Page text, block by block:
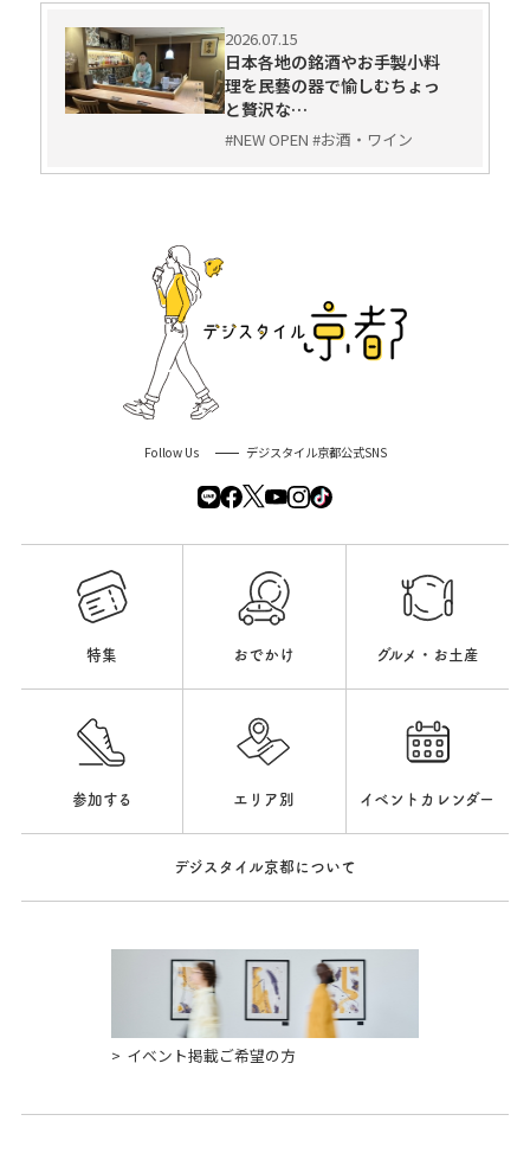
2026.07.15
日本各地の銘酒やお手製小料
理を民藝の器で愉しむちょっ
と贅沢な…
#NEW OPEN #お酒・ワイン
Follow Us デジスタイル京都公式SNS
特集 おでかけ グルメ・お土産
参加する エリア別 イベントカレンダー
デジスタイル京都について
イベント掲載ご希望の方